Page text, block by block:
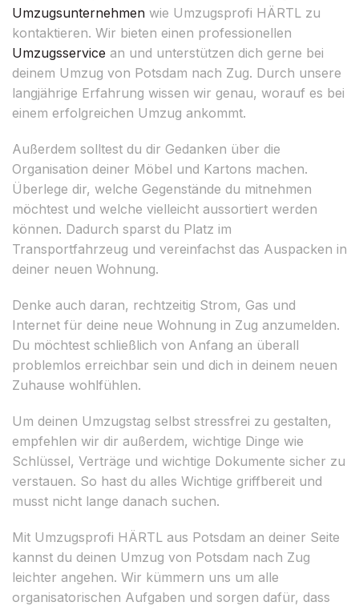
Umzugsunternehmen wie Umzugsprofi HÄRTL zu
kontaktieren. Wir bieten einen professionellen
Umzugsservice an und unterstützen dich gerne bei
deinem Umzug von Potsdam nach Zug. Durch unsere
langjährige Erfahrung wissen wir genau, worauf es bei
einem erfolgreichen Umzug ankommt.
Außerdem solltest du dir Gedanken über die
Organisation deiner Möbel und Kartons machen.
Überlege dir, welche Gegenstände du mitnehmen
möchtest und welche vielleicht aussortiert werden
können. Dadurch sparst du Platz im
Transportfahrzeug und vereinfachst das Auspacken in
deiner neuen Wohnung.
Denke auch daran, rechtzeitig Strom, Gas und
Internet für deine neue Wohnung in Zug anzumelden.
Du möchtest schließlich von Anfang an überall
problemlos erreichbar sein und dich in deinem neuen
Zuhause wohlfühlen.
Um deinen Umzugstag selbst stressfrei zu gestalten,
empfehlen wir dir außerdem, wichtige Dinge wie
Schlüssel, Verträge und wichtige Dokumente sicher zu
verstauen. So hast du alles Wichtige griffbereit und
musst nicht lange danach suchen.
Mit Umzugsprofi HÄRTL aus Potsdam an deiner Seite
kannst du deinen Umzug von Potsdam nach Zug
leichter angehen. Wir kümmern uns um alle
organisatorischen Aufgaben und sorgen dafür, dass